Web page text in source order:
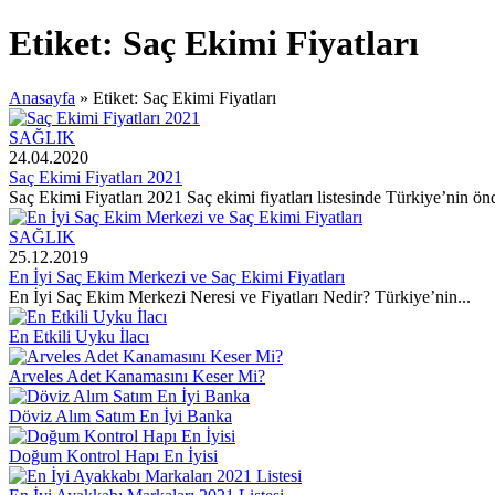
Etiket: Saç Ekimi Fiyatları
Anasayfa » Etiket: Saç Ekimi Fiyatları
SAĞLIK
24.04.2020
Saç Ekimi Fiyatları 2021
Saç Ekimi Fiyatları 2021 Saç ekimi fiyatları listesinde Türkiye’nin
SAĞLIK
25.12.2019
En İyi Saç Ekim Merkezi ve Saç Ekimi Fiyatları
En İyi Saç Ekim Merkezi Neresi ve Fiyatları Nedir? Türkiye’nin...
En Etkili Uyku İlacı
Arveles Adet Kanamasını Keser Mi?
Döviz Alım Satım En İyi Banka
Doğum Kontrol Hapı En İyisi